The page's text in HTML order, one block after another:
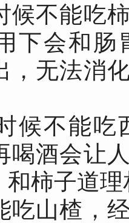
不能吃柿
下会和肠
，无法消
不能吃
喝酒会让
柿子道
山楂，经